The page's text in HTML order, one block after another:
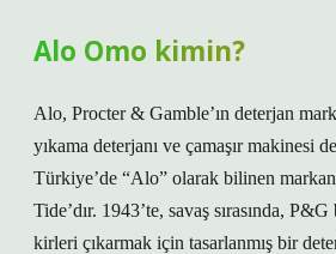
Alo Omo kimin?
Alo, Procter & Gamble’ın deterjan
yıkama deterjanı ve çamaşır makinesi
Türkiye’de “Alo” olarak bilinen
Tide’dır. 1943’te, savaş sırasında,
kirleri çıkarmak için tasarlanmış bir